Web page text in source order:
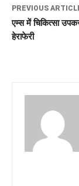
PREVIOUS
एम्स में चिकित्सा
हेराफेरी